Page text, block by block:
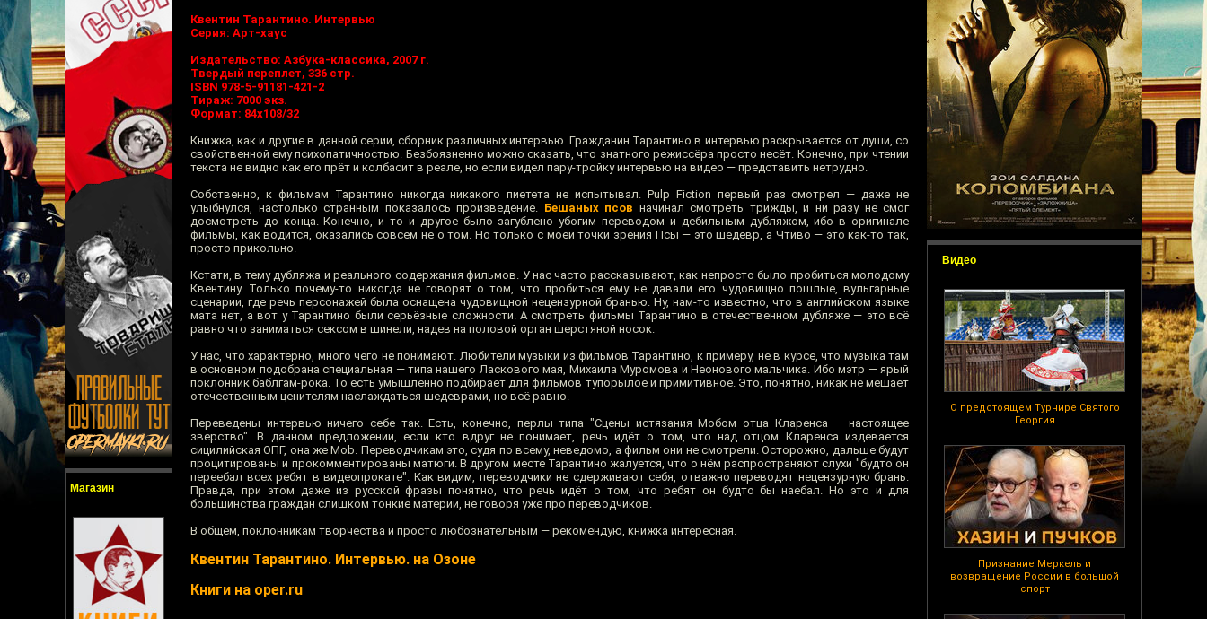
Магазин
Видео
О предстоящем Турнире Святого
Георгия
Признание Меркель и
возвращение России в большой
спорт
Квентин Тарантино. Интервью
Серия: Арт-хаус
Издательство: Азбука-классика, 2007 г.
Твердый переплет, 336 стр.
ISBN 978-5-91181-421-2
Тираж: 7000 экз.
Формат: 84x108/32
Книжка, как и другие в данной серии, сборник различных интервью. Гражданин Тарантино в интервью раскрывается от души, со
свойственной ему психопатичностью. Безбоязненно можно сказать, что знатного режиссёра просто несёт. Конечно, при чтении
текста не видно как его прёт и колбасит в реале, но если видел пару-тройку интервью на видео — представить нетрудно.
Собственно, к фильмам Тарантино никогда никакого пиетета не испытывал. Pulp Fiction первый раз смотрел — даже не
улыбнулся, настолько странным показалось произведение. Бешаных псов начинал смотреть трижды, и ни разу не смог
досмотреть до конца. Конечно, и то и другое было загублено убогим переводом и дебильным дубляжом, ибо в оригинале
фильмы, как водится, оказались совсем не о том. Но только с моей точки зрения Псы — это шедевр, а Чтиво — это как-то так,
просто прикольно.
Кстати, в тему дубляжа и реального содержания фильмов. У нас часто рассказывают, как непросто было пробиться молодому
Квентину. Только почему-то никогда не говорят о том, что пробиться ему не давали его чудовищно пошлые, вульгарные
сценарии, где речь персонажей была оснащена чудовищной нецензурной бранью. Ну, нам-то известно, что в английском языке
мата нет, а вот у Тарантино были серьёзные сложности. А смотреть фильмы Тарантино в отечественном дубляже — это всё
равно что заниматься сексом в шинели, надев на половой орган шерстяной носок.
У нас, что характерно, много чего не понимают. Любители музыки из фильмов Тарантино, к примеру, не в курсе, что музыка там
в основном подобрана специальная — типа нашего Ласкового мая, Михаила Муромова и Неонового мальчика. Ибо мэтр — ярый
поклонник баблгам-рока. То есть умышленно подбирает для фильмов тупорылое и примитивное. Это, понятно, никак не мешает
отечественным ценителям наслаждаться шедеврами, но всё равно.
Переведены интервью ничего себе так. Есть, конечно, перлы типа "Сцены истязания Мобом отца Кларенса — настоящее
зверство". В данном предложении, если кто вдруг не понимает, речь идёт о том, что над отцом Кларенса издевается
сицилийская ОПГ, она же Mob. Переводчикам это, судя по всему, неведомо, а фильм они не смотрели. Осторожно, дальше будут
процитированы и прокомментированы матюги. В другом месте Тарантино жалуется, что о нём распространяют слухи "будто он
переебал всех ребят в видеопрокате". Как видим, переводчики не сдерживают себя, отважно переводят нецензурную брань.
Правда, при этом даже из русской фразы понятно, что речь идёт о том, что ребят он будто бы наебал. Но это и для
большинства граждан слишком тонкие материи, не говоря уже про переводчиков.
В общем, поклонникам творчества и просто любознательным — рекомендую, книжка интересная.
Квентин Тарантино. Интервью. на Озоне
Книги на oper.ru